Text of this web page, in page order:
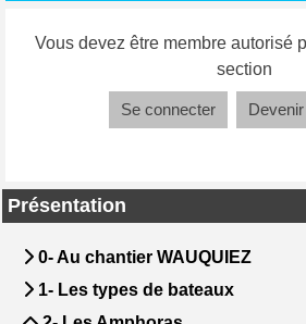
Présentation
0- Au chantier WAUQUIEZ
1- Les types de bateaux
Vous devez être membre autorisé
section
Se connecter